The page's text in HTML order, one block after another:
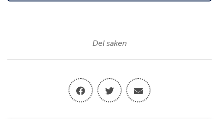
Del saken